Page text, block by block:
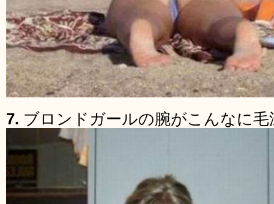
7. ブロンドガールの腕がこんなに